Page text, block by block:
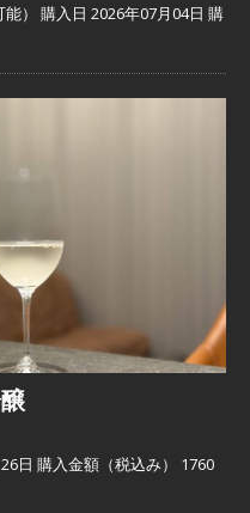
） 購入日 2026年07月04日 購
日 購入金額（税込み） 1760